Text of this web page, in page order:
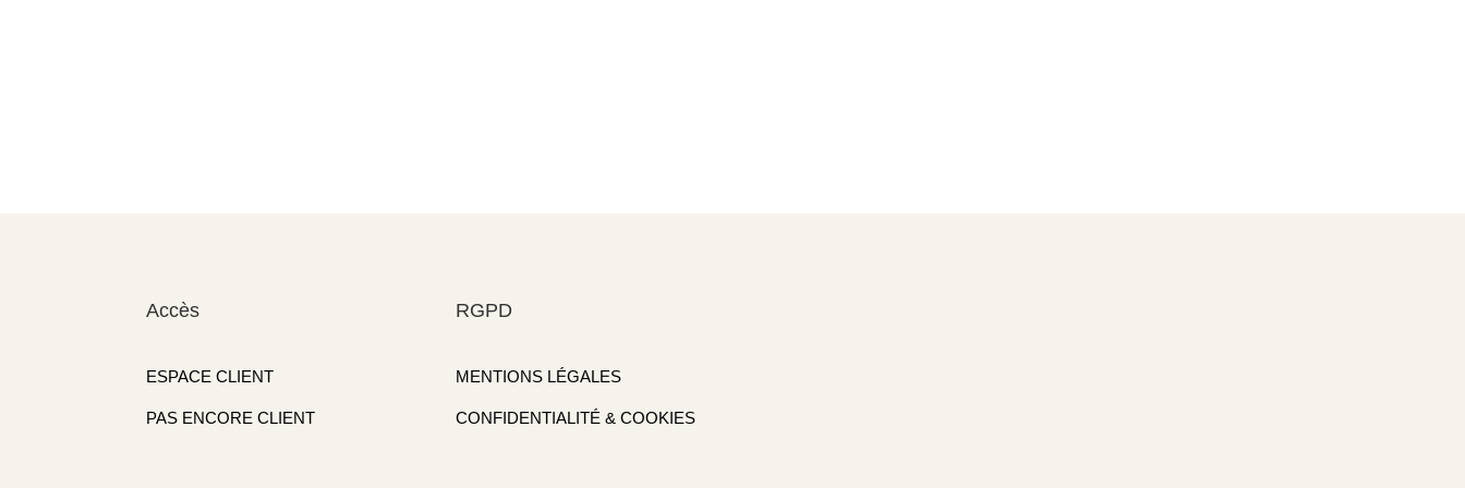
Accès
ESPACE CLIENT
PAS ENCORE CLIENT
RGPD
MENTIONS LÉGALES
CONFIDENTIALITÉ & COOKIES